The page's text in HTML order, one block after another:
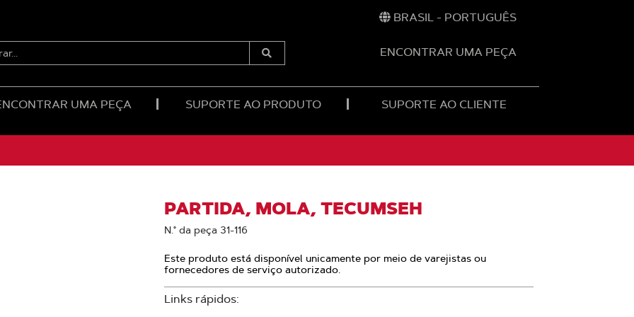
BRASIL - PORTUGUÊS
Enviar
ENCONTRAR UMA PEÇA
UMA PEÇA SUPORTE AO PRODUTO SUPORTE AO CLIENTE
PARTIDA, MOLA, TECUMSEH
N.° da peça 31-116
Este produto está disponível unicamente por meio de varejistas ou
fornecedores de serviço autorizado.
Links rápidos: